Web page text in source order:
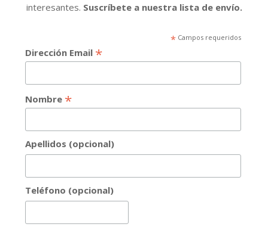
interesantes. Suscríbete a nuestra lista de envío.
*Campos requeridos
Dirección Email *
Nombre *
Apellidos (opcional)
Teléfono (opcional)